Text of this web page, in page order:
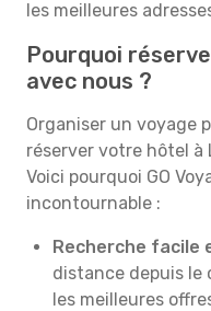
les meilleures
Pourquoi
avec nous ?
Organiser un voyage
réserver votre hôtel à
Voici pourquoi GO
incontournable :
Recherche facile
distance depuis le
les meilleures